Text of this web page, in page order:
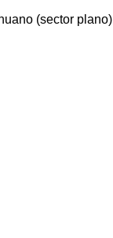
(sector plano)